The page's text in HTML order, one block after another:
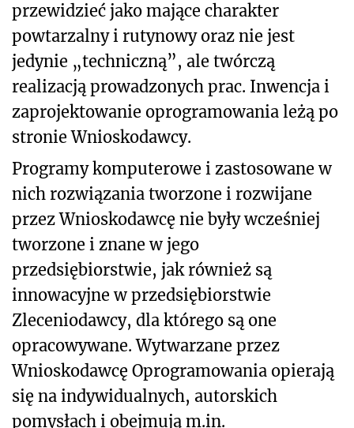
przewidzieć jako mające charakter
powtarzalny i rutynowy oraz nie jest
jedynie „techniczną”, ale twórczą
realizacją prowadzonych prac. Inwencja i
zaprojektowanie oprogramowania leżą po
stronie Wnioskodawcy.
Programy komputerowe i zastosowane w
nich rozwiązania tworzone i rozwijane
przez Wnioskodawcę nie były wcześniej
tworzone i znane w jego
przedsiębiorstwie, jak również są
innowacyjne w przedsiębiorstwie
Zleceniodawcy, dla którego są one
opracowywane. Wytwarzane przez
Wnioskodawcę Oprogramowania opierają
się na indywidualnych, autorskich
pomysłach i obejmują m.in.